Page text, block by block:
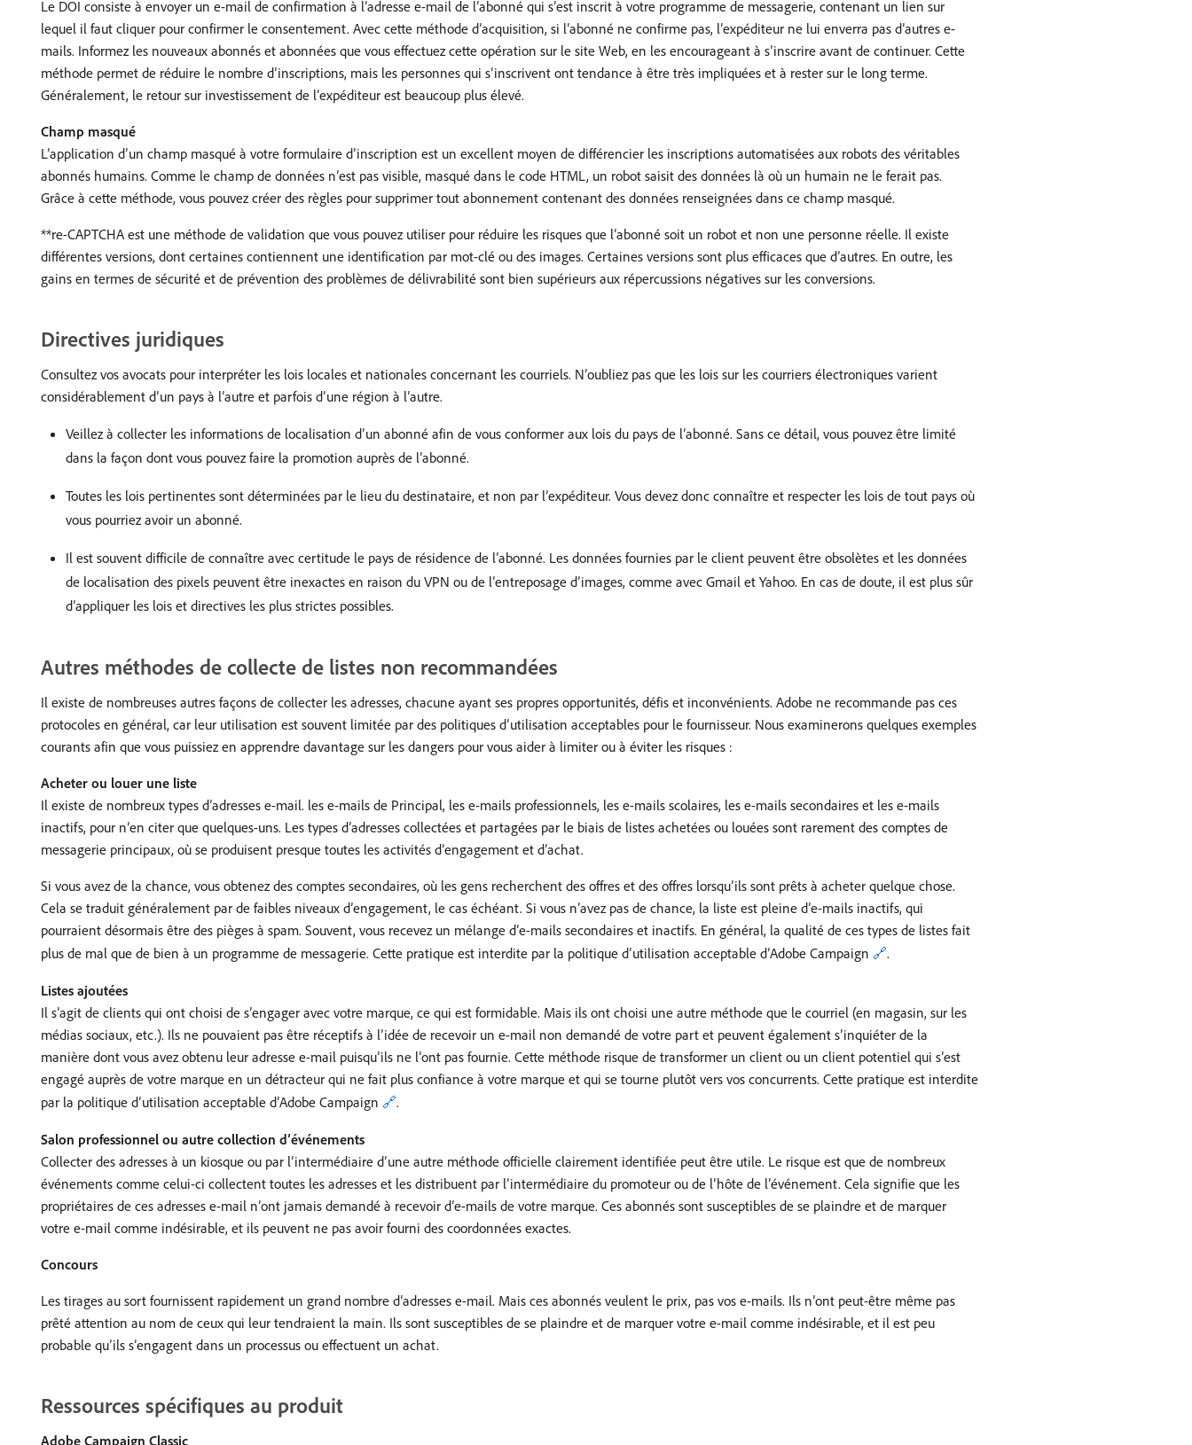
Le DOI consiste à envoyer un e-mail de confirmation à l’adresse e-mail de l’abonné qui s’est inscrit à votre programme de messagerie, contenant un lien sur
lequel il faut cliquer pour confirmer le consentement. Avec cette méthode d’acquisition, si l’abonné ne confirme pas, l’expéditeur ne lui enverra pas d’autres e-
mails. Informez les nouveaux abonnés et abonnées que vous effectuez cette opération sur le site Web, en les encourageant à s’inscrire avant de continuer. Cette
méthode permet de réduire le nombre d’inscriptions, mais les personnes qui s’inscrivent ont tendance à être très impliquées et à rester sur le long terme.
Généralement, le retour sur investissement de l’expéditeur est beaucoup plus élevé.
Champ masqué
L’application d’un champ masqué à votre formulaire d’inscription est un excellent moyen de différencier les inscriptions automatisées aux robots des véritables
abonnés humains. Comme le champ de données n’est pas visible, masqué dans le code HTML, un robot saisit des données là où un humain ne le ferait pas.
Grâce à cette méthode, vous pouvez créer des règles pour supprimer tout abonnement contenant des données renseignées dans ce champ masqué.
**re-CAPTCHA est une méthode de validation que vous pouvez utiliser pour réduire les risques que l’abonné soit un robot et non une personne réelle. Il existe
différentes versions, dont certaines contiennent une identification par mot-clé ou des images. Certaines versions sont plus efficaces que d’autres. En outre, les
gains en termes de sécurité et de prévention des problèmes de délivrabilité sont bien supérieurs aux répercussions négatives sur les conversions.
Directives juridiques
Consultez vos avocats pour interpréter les lois locales et nationales concernant les courriels. N’oubliez pas que les lois sur les courriers électroniques varient
considérablement d’un pays à l’autre et parfois d’une région à l’autre.
Veillez à collecter les informations de localisation d’un abonné afin de vous conformer aux lois du pays de l’abonné. Sans ce détail, vous pouvez être limité
dans la façon dont vous pouvez faire la promotion auprès de l’abonné.
Toutes les lois pertinentes sont déterminées par le lieu du destinataire, et non par l’expéditeur. Vous devez donc connaître et respecter les lois de tout pays où
vous pourriez avoir un abonné.
Il est souvent difficile de connaître avec certitude le pays de résidence de l’abonné. Les données fournies par le client peuvent être obsolètes et les données
de localisation des pixels peuvent être inexactes en raison du VPN ou de l’entreposage d’images, comme avec Gmail et Yahoo. En cas de doute, il est plus sûr
d’appliquer les lois et directives les plus strictes possibles.
Autres méthodes de collecte de listes non recommandées
Il existe de nombreuses autres façons de collecter les adresses, chacune ayant ses propres opportunités, défis et inconvénients. Adobe ne recommande pas ces
protocoles en général, car leur utilisation est souvent limitée par des politiques d’utilisation acceptables pour le fournisseur. Nous examinerons quelques exemples
courants afin que vous puissiez en apprendre davantage sur les dangers pour vous aider à limiter ou à éviter les risques :
Acheter ou louer une liste
Il existe de nombreux types d’adresses e-mail. les e-mails de Principal, les e-mails professionnels, les e-mails scolaires, les e-mails secondaires et les e-mails
inactifs, pour n’en citer que quelques-uns. Les types d’adresses collectées et partagées par le biais de listes achetées ou louées sont rarement des comptes de
messagerie principaux, où se produisent presque toutes les activités d’engagement et d’achat.
Si vous avez de la chance, vous obtenez des comptes secondaires, où les gens recherchent des offres et des offres lorsqu’ils sont prêts à acheter quelque chose.
Cela se traduit généralement par de faibles niveaux d’engagement, le cas échéant. Si vous n’avez pas de chance, la liste est pleine d’e-mails inactifs, qui
pourraient désormais être des pièges à spam. Souvent, vous recevez un mélange d’e-mails secondaires et inactifs. En général, la qualité de ces types de listes fait
plus de mal que de bien à un programme de messagerie. Cette pratique est interdite par la politique d’utilisation acceptable d’Adobe Campaign 🔗.
Listes ajoutées
Il s’agit de clients qui ont choisi de s’engager avec votre marque, ce qui est formidable. Mais ils ont choisi une autre méthode que le courriel (en magasin, sur les
médias sociaux, etc.). Ils ne pouvaient pas être réceptifs à l’idée de recevoir un e-mail non demandé de votre part et peuvent également s’inquiéter de la
manière dont vous avez obtenu leur adresse e-mail puisqu’ils ne l’ont pas fournie. Cette méthode risque de transformer un client ou un client potentiel qui s’est
engagé auprès de votre marque en un détracteur qui ne fait plus confiance à votre marque et qui se tourne plutôt vers vos concurrents. Cette pratique est interdite
par la politique d’utilisation acceptable d’Adobe Campaign 🔗.
Salon professionnel ou autre collection d’événements
Collecter des adresses à un kiosque ou par l’intermédiaire d’une autre méthode officielle clairement identifiée peut être utile. Le risque est que de nombreux
événements comme celui-ci collectent toutes les adresses et les distribuent par l’intermédiaire du promoteur ou de l’hôte de l’événement. Cela signifie que les
propriétaires de ces adresses e-mail n’ont jamais demandé à recevoir d’e-mails de votre marque. Ces abonnés sont susceptibles de se plaindre et de marquer
votre e-mail comme indésirable, et ils peuvent ne pas avoir fourni des coordonnées exactes.
Concours
Les tirages au sort fournissent rapidement un grand nombre d’adresses e-mail. Mais ces abonnés veulent le prix, pas vos e-mails. Ils n’ont peut-être même pas
prêté attention au nom de ceux qui leur tendraient la main. Ils sont susceptibles de se plaindre et de marquer votre e-mail comme indésirable, et il est peu
probable qu’ils s’engagent dans un processus ou effectuent un achat.
Ressources spécifiques au produit
Adobe Campaign Classic